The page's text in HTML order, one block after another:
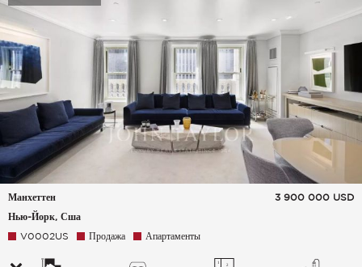
Манхеттен
Нью-Йорк, Сша
3 900 000 USD
V0002US Продажа Апартаменты